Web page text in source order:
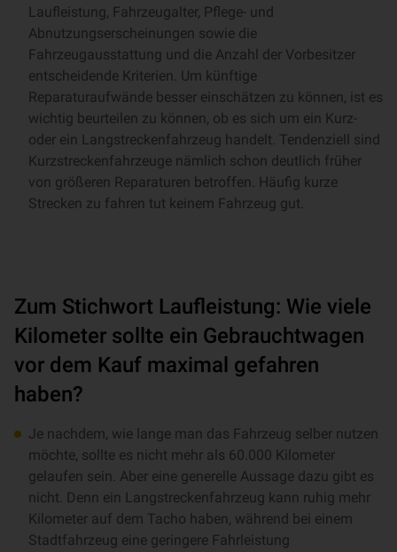
Laufleistung, Fahrzeugalter, Pflege- und
Abnutzungserscheinungen sowie die
Fahrzeugausstattung und die Anzahl der Vorbesitzer
entscheidende Kriterien. Um künftige
Reparaturaufwände besser einschätzen zu können, ist es
wichtig beurteilen zu können, ob es sich um ein Kurz-
oder ein Langstreckenfahrzeug handelt. Tendenziell sind
Kurzstreckenfahrzeuge nämlich schon deutlich früher
von größeren Reparaturen betroffen. Häufig kurze
Strecken zu fahren tut keinem Fahrzeug gut.
Zum Stichwort Laufleistung: Wie viele
Kilometer sollte ein Gebrauchtwagen
vor dem Kauf maximal gefahren
haben?
Je nachdem, wie lange man das Fahrzeug selber nutzen
möchte, sollte es nicht mehr als 60.000 Kilometer
gelaufen sein. Aber eine generelle Aussage dazu gibt es
nicht. Denn ein Langstreckenfahrzeug kann ruhig mehr
Kilometer auf dem Tacho haben, während bei einem
Stadtfahrzeug eine geringere Fahrleistung